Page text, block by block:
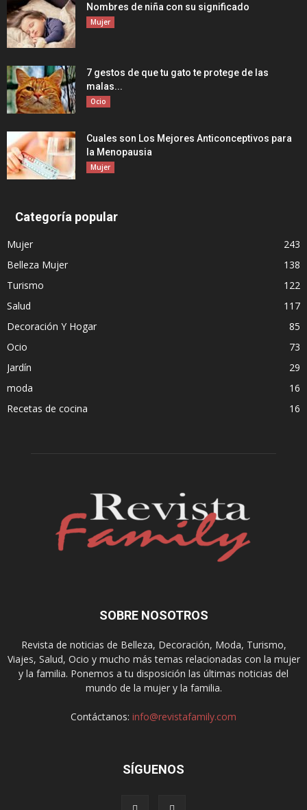
Nombres de niña con su significado
Mujer
7 gestos de que tu gato te protege de las
malas...
Ocio
Cuales son Los Mejores Anticonceptivos para
la Menopausia
Mujer
Categoría popular
Mujer
243
Belleza Mujer
138
Turismo
122
Salud
117
Decoración Y Hogar
85
Ocio
73
Jardín
29
moda
16
Recetas de cocina
16
SOBRE NOSOTROS
Revista de noticias de Belleza, Decoración, Moda, Turismo,
Viajes, Salud, Ocio y mucho más temas relacionadas con la mujer
y la familia. Ponemos a tu disposición las últimas noticias del
mundo de la mujer y la familia.
Contáctanos: info@revistafamily.com
SÍGUENOS